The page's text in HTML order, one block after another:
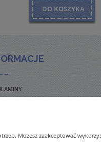
DO KOSZYKA
Możesz zaakceptować